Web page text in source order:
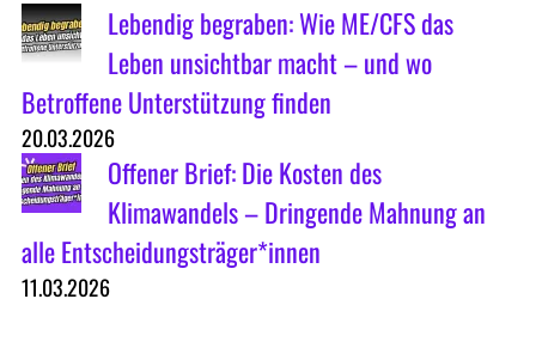
Lebendig begraben: Wie ME/CFS das
Leben unsichtbar macht – und wo
Betroffene Unterstützung finden
20.03.2026
Offener Brief: Die Kosten des
Klimawandels – Dringende Mahnung an
alle Entscheidungsträger*innen
11.03.2026